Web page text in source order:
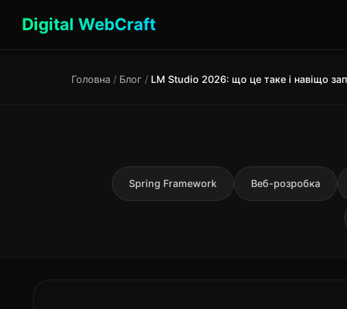
Digital WebCraft
Головна / Блог /
Spring Framework Веб-розробка